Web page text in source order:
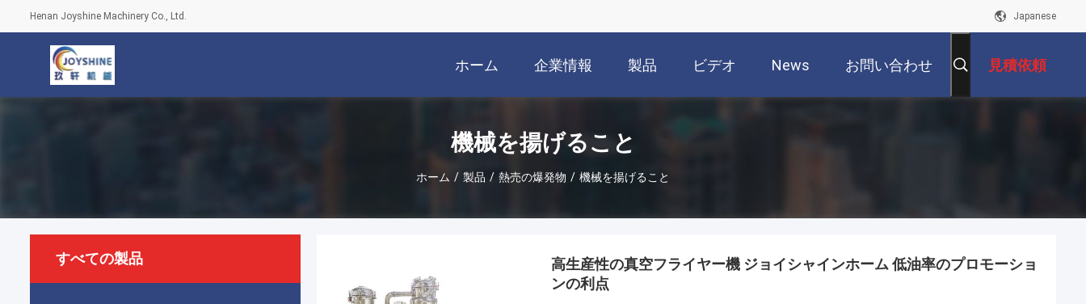
Henan Joyshine Machinery Co., Ltd. Japanese
ホーム 企業情報 製品 ビデオ News お問い合わせ 見積依頼
機械を揚げること
ホーム / 製品 / 熱売の爆発物 / 機械を揚げること
すべての製品
高生産性の真空フライヤー機 ジョイシャインホーム 低油率のプロモーショ
ンの利点